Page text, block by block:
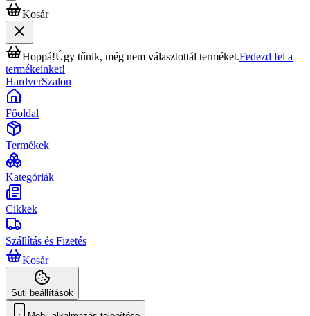
Kosár
Hoppá!Úgy tűnik, még nem választottál terméket.Fedezd fel a
termékeinket!
HardverSzalon
Főoldal
Termékek
Kategóriák
Cikkek
Szállítás és Fizetés
Kosár
Süti beállítások